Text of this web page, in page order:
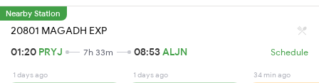
Nearby Station
20801 MAGADH EXP
01:20 PRYJ 7h 33m 08:53ALJN Schedule
1 days ago 1 days ago 34 min ago